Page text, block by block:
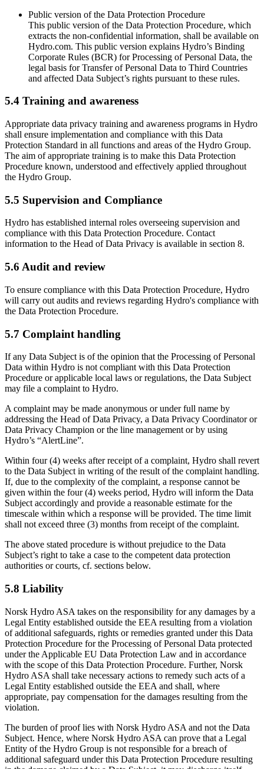
Public version of the Data Protection Procedure
This public version of the Data Protection Procedure, which
extracts the non-confidential information, shall be available on
Hydro.com. This public version explains Hydro’s Binding
Corporate Rules (BCR) for Processing of Personal Data, the
legal basis for Transfer of Personal Data to Third Countries
and affected Data Subject’s rights pursuant to these rules.
5.4 Training and awareness
Appropriate data privacy training and awareness programs in Hydro
shall ensure implementation and compliance with this Data
Protection Standard in all functions and areas of the Hydro Group.
The aim of appropriate training is to make this Data Protection
Procedure known, understood and effectively applied throughout
the Hydro Group.
5.5 Supervision and Compliance
Hydro has established internal roles overseeing supervision and
compliance with this Data Protection Procedure. Contact
information to the Head of Data Privacy is available in section 8.
5.6 Audit and review
To ensure compliance with this Data Protection Procedure, Hydro
will carry out audits and reviews regarding Hydro's compliance with
the Data Protection Procedure.
5.7 Complaint handling
If any Data Subject is of the opinion that the Processing of Personal
Data within Hydro is not compliant with this Data Protection
Procedure or applicable local laws or regulations, the Data Subject
may file a complaint to Hydro.
A complaint may be made anonymous or under full name by
addressing the Head of Data Privacy, a Data Privacy Coordinator or
Data Privacy Champion or the line management or by using
Hydro’s “AlertLine”.
Within four (4) weeks after receipt of a complaint, Hydro shall revert
to the Data Subject in writing of the result of the complaint handling.
If, due to the complexity of the complaint, a response cannot be
given within the four (4) weeks period, Hydro will inform the Data
Subject accordingly and provide a reasonable estimate for the
timescale within which a response will be provided. The time limit
shall not exceed three (3) months from receipt of the complaint.
The above stated procedure is without prejudice to the Data
Subject’s right to take a case to the competent data protection
authorities or courts, cf. sections below.
5.8 Liability
Norsk Hydro ASA takes on the responsibility for any damages by a
Legal Entity established outside the EEA resulting from a violation
of additional safeguards, rights or remedies granted under this Data
Protection Procedure for the Processing of Personal Data protected
under the Applicable EU Data Protection Law and in accordance
with the scope of this Data Protection Procedure. Further, Norsk
Hydro ASA shall take necessary actions to remedy such acts of a
Legal Entity established outside the EEA and shall, where
appropriate, pay compensation for the damages resulting from the
violation.
The burden of proof lies with Norsk Hydro ASA and not the Data
Subject. Hence, where Norsk Hydro ASA can prove that a Legal
Entity of the Hydro Group is not responsible for a breach of
additional safeguard under this Data Protection Procedure resulting